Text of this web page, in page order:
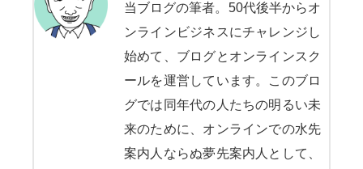
当ブログの筆者。50代後半からオ
ンラインビジネスにチャレンジし
始めて、ブログとオンラインスク
ールを運営しています。このブロ
グでは同年代の人たちの明るい未
来のために、オンラインでの水先
案内人ならぬ夢先案内人として、